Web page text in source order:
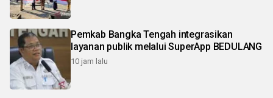
Pemkab Bangka Tengah integrasikan
layanan publik melalui SuperApp BEDULANG
10 jam lalu